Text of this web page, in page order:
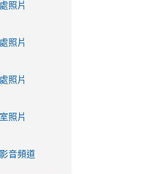
照片
照片
照片
照片
音頻道